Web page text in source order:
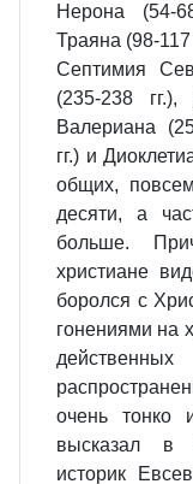
Нерона (54-
Траяна (98-117
Септимия
(235-238
Валериана
гг.) и
общих,
десяти, а
больше.
христиане
боролся с
гонениями на
очень тонко
высказал в
историк